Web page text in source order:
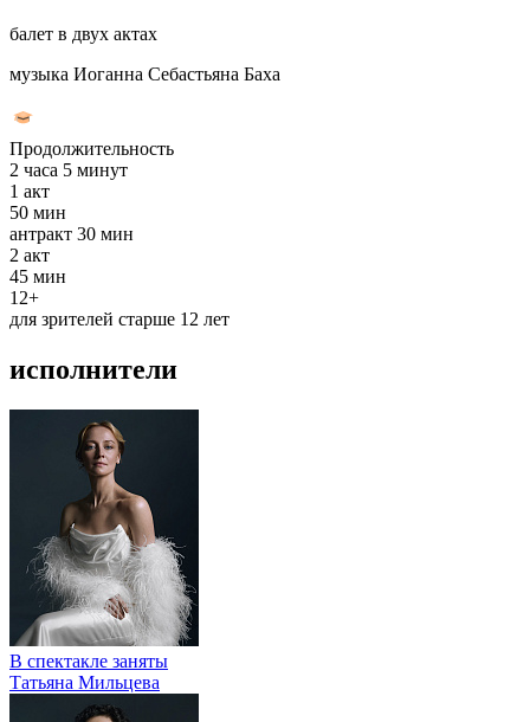
балет в двух актах
музыка Иоганна Себастьяна Баха
Продолжительность
2 часа 5 минут
1 акт
50 мин
антракт 30 мин
2 акт
45 мин
12+
для зрителей старше 12 лет
исполнители
В спектакле заняты
Татьяна Мильцева